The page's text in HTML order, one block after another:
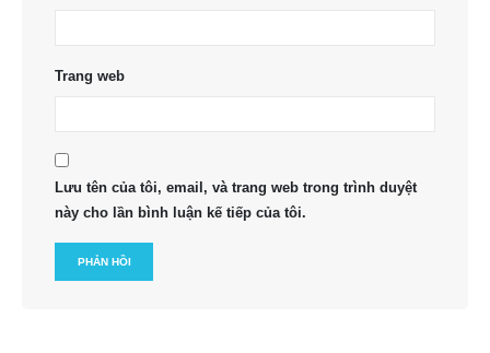
Trang web
Lưu tên của tôi, email, và trang web trong trình duyệt
này cho lần bình luận kế tiếp của tôi.